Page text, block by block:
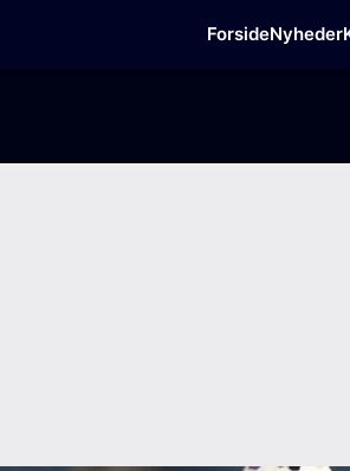
ForsideNyheder